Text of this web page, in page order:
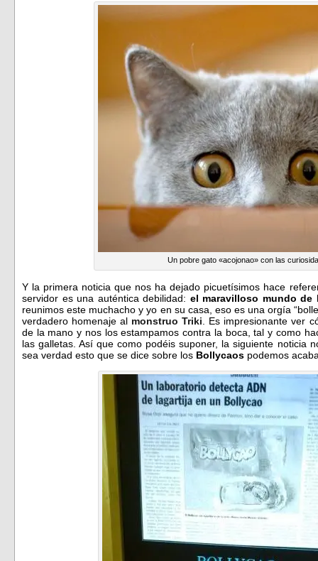
Un pobre gato «acojonao» con las
Y la primera noticia que nos ha dejado picuetísimos hace
servidor es una auténtica debilidad: el maravilloso mundo
reunimos este muchacho y yo en su casa, eso es una orgía
verdadero homenaje al monstruo Triki . Es impresionante ver
de la mano y nos los estampamos contra la boca, tal y como
las galletas. Así que como podéis suponer, la siguiente noticia
sea verdad esto que se dice sobre los Bollycaos podemos